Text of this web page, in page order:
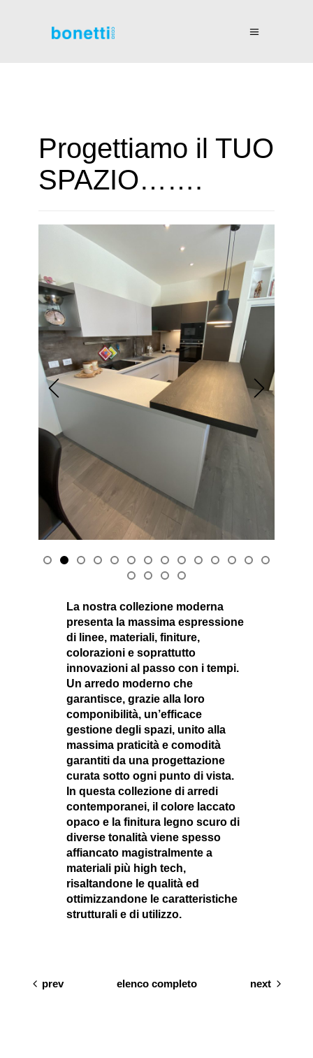
Progettiamo il TUO
SPAZIO…….
La nostra collezione moderna
presenta la massima espressione
di linee, materiali, finiture,
colorazioni e soprattutto
innovazioni al passo con i tempi.
Un arredo moderno che
garantisce, grazie alla loro
componibilità, un’efficace
gestione degli spazi, unito alla
massima praticità e comodità
garantiti da una progettazione
curata sotto ogni punto di vista.
In questa collezione di arredi
contemporanei, il colore laccato
opaco e la finitura legno scuro di
diverse tonalità viene spesso
affiancato magistralmente a
materiali più high tech,
risaltandone le qualità ed
ottimizzandone le caratteristiche
strutturali e di utilizzo.
prev elenco completo next